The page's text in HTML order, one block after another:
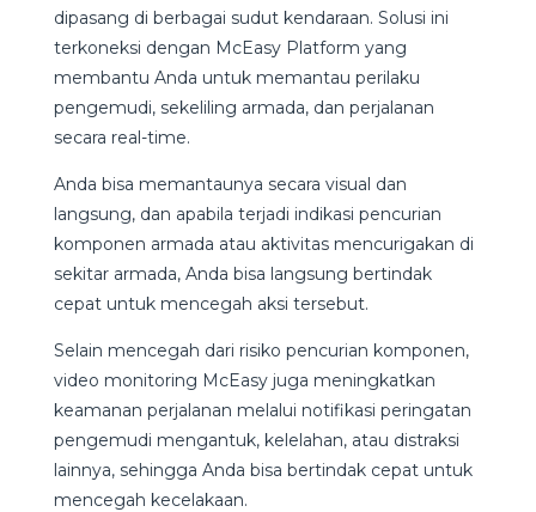
dipasang di berbagai sudut kendaraan. Solusi ini
terkoneksi dengan McEasy Platform yang
membantu Anda untuk memantau perilaku
pengemudi, sekeliling armada, dan perjalanan
secara real-time.
Anda bisa memantaunya secara visual dan
langsung, dan apabila terjadi indikasi pencurian
komponen armada atau aktivitas mencurigakan di
sekitar armada, Anda bisa langsung bertindak
cepat untuk mencegah aksi tersebut.
Selain mencegah dari risiko pencurian komponen,
video monitoring McEasy juga meningkatkan
keamanan perjalanan melalui notifikasi peringatan
pengemudi mengantuk, kelelahan, atau distraksi
lainnya, sehingga Anda bisa bertindak cepat untuk
mencegah kecelakaan.